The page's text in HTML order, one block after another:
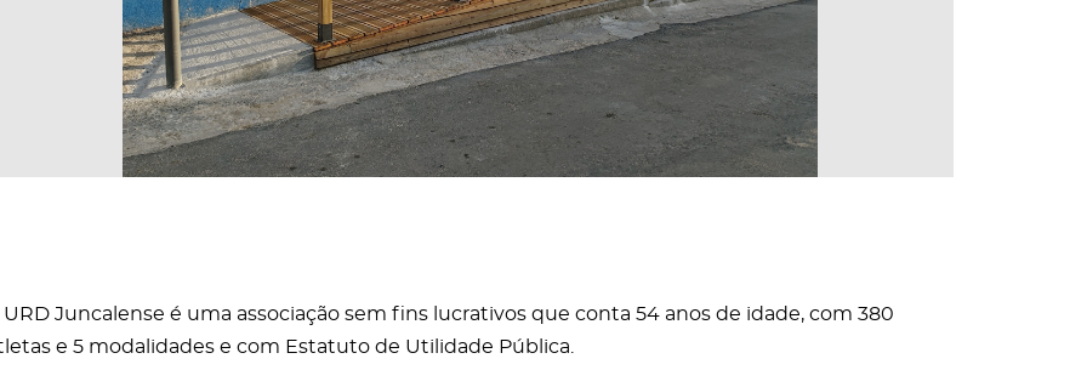
URD Juncalense é uma associação sem fins lucrativos que conta 54 anos de idade, com 380
e 5 modalidades e com Estatuto de Utilidade Pública.